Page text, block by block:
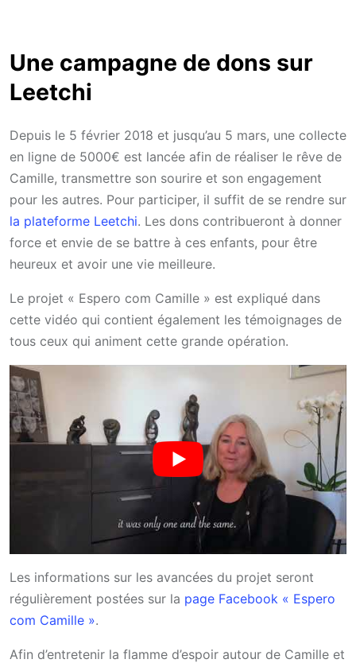
Une campagne de dons sur
Leetchi
Depuis le 5 février 2018 et jusqu’au 5 mars, une collecte
en ligne de 5000€ est lancée afin de réaliser le rêve de
Camille, transmettre son sourire et son engagement
pour les autres. Pour participer, il suffit de se rendre sur
la plateforme Leetchi. Les dons contribueront à donner
force et envie de se battre à ces enfants, pour être
heureux et avoir une vie meilleure.
Le projet « Espero com Camille » est expliqué dans
cette vidéo qui contient également les témoignages de
tous ceux qui animent cette grande opération.
Les informations sur les avancées du projet seront
régulièrement postées sur la page Facebook « Espero
com Camille ».
Afin d’entretenir la flamme d’espoir autour de Camille et